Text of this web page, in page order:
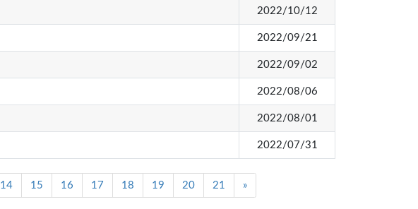
2022/10/12
2022/09/21
2022/09/02
2022/08/06
2022/08/01
2022/07/31
14 15 16 17 18 19 20 21 »